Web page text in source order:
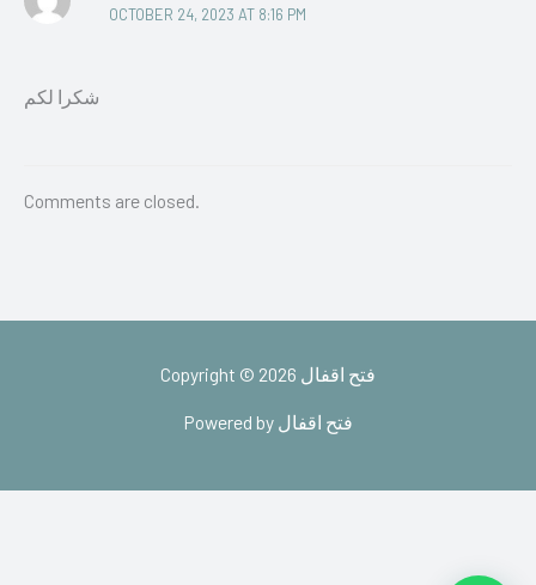
OCTOBER 24, 2023 AT 8:16 PM
شكرا لكم
Comments are closed.
Copyright © 2026 فتح اقفال
Powered by فتح اقفال